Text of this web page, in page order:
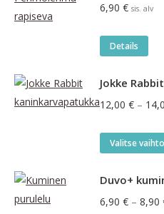
6,90 € sis. alv
Details
Jokke
12,00 € –
Valitse
Duvo+
6,90 € – 8,90